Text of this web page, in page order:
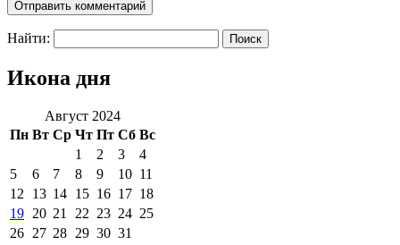
Найти:
Икона дня
Август 2024
Пн Вт Ср Чт Пт Сб Вс
1 2 3
4
5
6 7 8 9 10 11
12
13 14 15 16 17 18
19 20 21 22 23 24 25
26 27 28 29 30 31